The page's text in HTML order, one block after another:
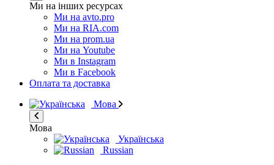
Ми на інших ресурсах
Ми на avto.pro
Ми на RIA.com
Ми на prom.ua
Ми на Youtube
Ми в Instagram
Ми в Facebook
Оплата та доставка
Мова
Мова
Українська
Russian